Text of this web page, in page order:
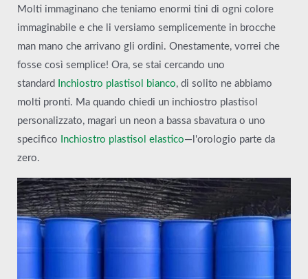
Molti immaginano che teniamo enormi tini di ogni colore
immaginabile e che li versiamo semplicemente in brocche
man mano che arrivano gli ordini. Onestamente, vorrei che
fosse così semplice! Ora, se stai cercando uno
standard
Inchiostro plastisol bianco, di solito ne abbiamo
molti pronti. Ma quando chiedi un inchiostro plastisol
personalizzato, magari un neon a bassa sbavatura o uno
specifico
Inchiostro plastisol elastico—l'orologio parte da
zero.